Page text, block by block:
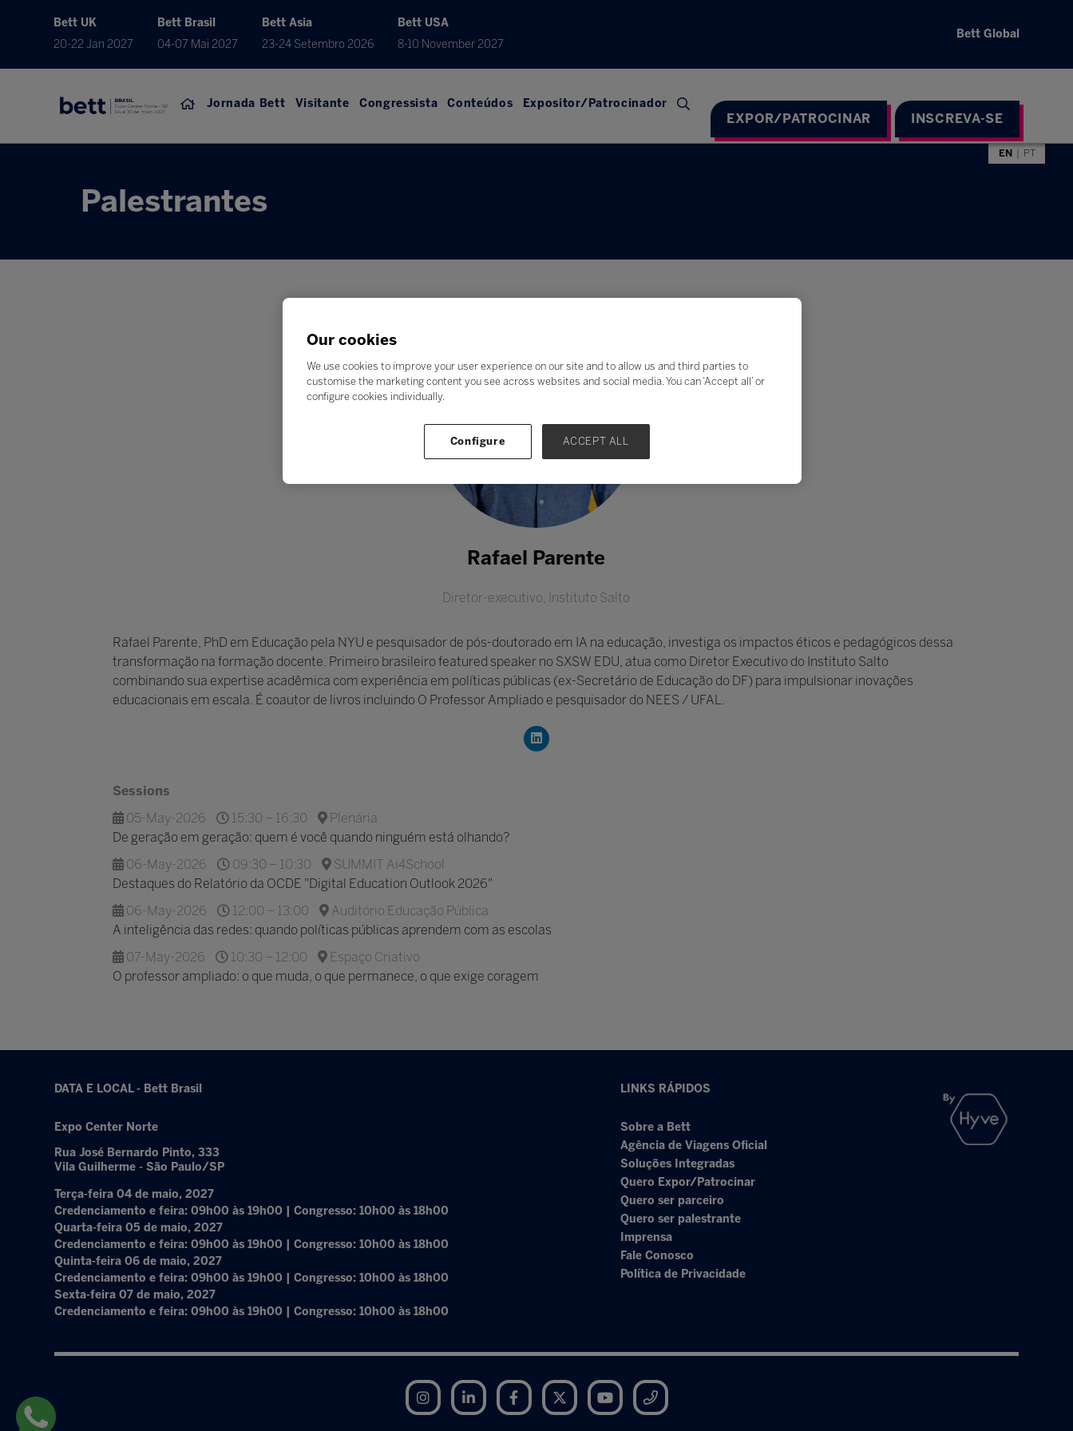
Bett UK
20-22 Jan 2027
Bett Brasil
04-07 Mai 2027
Bett Asia
23-24 Setembro 2026
Bett USA
8-10 November 2027
Bett Global
Jornada Bett Visitante Congressista Conteúdos Expositor/Patrocinador
EXPOR/PATROCINAR INSCREVA-SE
EN PT
Palestrantes
Rafael Parente
Diretor-executivo, Instituto Salto
Rafael Parente, PhD em Educação pela NYU e pesquisador de pós-doutorado em IA na educação, investiga os impactos éticos e pedagógicos dessa
transformação na formação docente. Primeiro brasileiro featured speaker no SXSW EDU, atua como Diretor Executivo do Instituto Salto
combinando sua expertise acadêmica com experiência em políticas públicas (ex-Secretário de Educação do DF) para impulsionar inovações
educacionais em escala. É coautor de livros incluindo O Professor Ampliado e pesquisador do NEES / UFAL.
Sessions
05-May-2026
15:30 – 16:30
Plenária
De geração em geração: quem é você quando ninguém está olhando?
06-May-2026
09:30 – 10:30
SUMMIT Ai4School
Destaques do Relatório da OCDE "Digital Education Outlook 2026"
06-May-2026
12:00 – 13:00
Auditório Educação Pública
A inteligência das redes: quando políticas públicas aprendem com as escolas
07-May-2026
10:30 – 12:00
Espaço Criativo
O professor ampliado: o que muda, o que permanece, o que exige coragem
DATA E LOCAL - Bett Brasil
Expo Center Norte
Rua José Bernardo Pinto, 333
Vila Guilherme - São Paulo/SP
Terça-feira 04 de maio, 2027
Credenciamento e feira: 09h00 às 19h00 | Congresso: 10h00 às 18h00
Quarta-feira 05 de maio, 2027
Credenciamento e feira: 09h00 às 19h00 | Congresso: 10h00 às 18h00
Quinta-feira 06 de maio, 2027
Credenciamento e feira: 09h00 às 19h00 | Congresso: 10h00 às 18h00
Sexta-feira 07 de maio, 2027
Credenciamento e feira: 09h00 às 19h00 | Congresso: 10h00 às 18h00
LINKS RÁPIDOS
Sobre a Bett
Agência de Viagens Oficial
Soluções Integradas
Quero Expor/Patrocinar
Quero ser parceiro
Quero ser palestrante
Imprensa
Fale Conosco
Política de Privacidade
Instagram LinkedIn Facebook Twitter YouTube
Our cookies
We use cookies to improve your user experience on our site and to allow us and third parties to
customise the marketing content you see across websites and social media. You can ‘Accept all’ or
configure cookies individually.
Configure ACCEPT ALL